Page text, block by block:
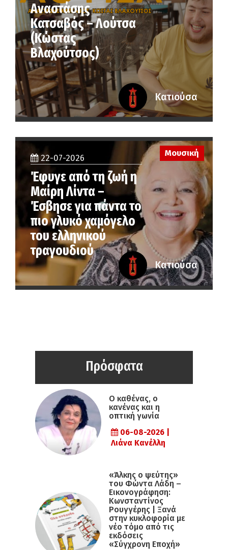
Αναστάσης
Κατσαβός – Λούτσα
(Κώστας
Βλαχούτσος)
Κατιούσα
22-07-2026
Έφυγε από τη ζωή η
Μαίρη Λίντα –
Έσβησε για πάντα το
πιο γλυκό χαμόγελο
του ελληνικού
τραγουδιού
Μουσική
Κατιούσα
Πρόσφατα
Ο καθένας, ο
κανένας και η
οπτική γωνία
06-08-2026 |
Λιάνα Κανέλλη
«Άλκης ο ψεύτης»
του Φώντα Λάδη –
Εικονογράφηση:
Κωνσταντίνος
Ρουγγέρης | Ξανά
στην κυκλοφορία με
νέο τόμο από τις
εκδόσεις
«Σύγχρονη Εποχή»